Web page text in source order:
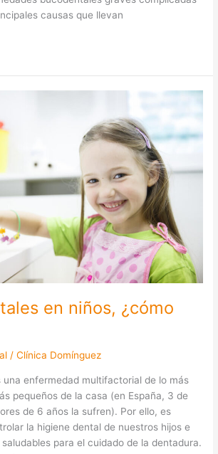
causas que llevan
en niños, ¿cómo
/Clínica Domínguez
una enfermedad multifactorial de lo más
pequeños de la casa (en España, 3 de
de 6 años la sufren). Por ello, es
la higiene dental de nuestros hijos e
para el cuidado de la dentadura.